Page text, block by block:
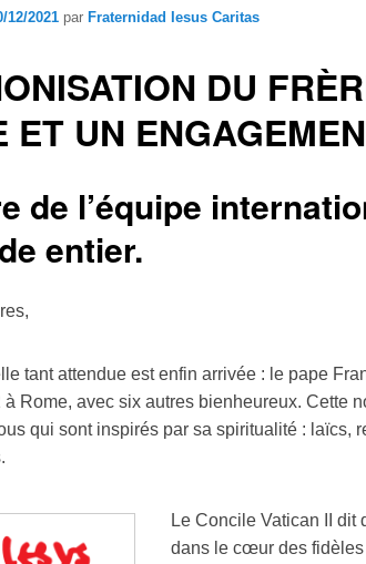
12/2021 par Fraternidad Iesus Caritas
DU
ET UN
de l’équipe
entier.
tant attendue est enfin arrivée : le pape
à Rome, avec six autres bienheureux. Cette
qui sont inspirés par sa spiritualité : laïcs,
Le Concile Vatican II dit
dans le cœur des